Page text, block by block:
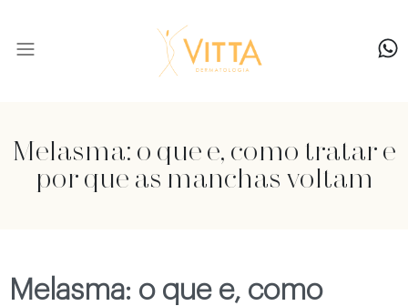
Melasma: o que e, como tratar e
por que as manchas voltam
Melasma: o que e, como